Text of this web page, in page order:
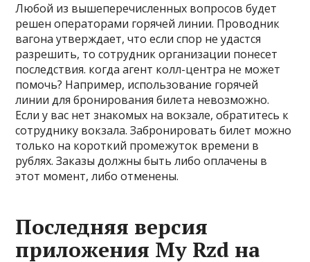
Любой из вышеперечисленных вопросов будет
решен операторами горячей линии. Проводник
вагона утверждает, что если спор не удастся
разрешить, то сотрудник организации понесет
последствия. когда агент колл-центра не может
помочь? Например, использование горячей
линии для бронирования билета невозможно.
Если у вас нет знакомых на вокзале, обратитесь к
сотруднику вокзала. Забронировать билет можно
только на короткий промежуток времени в
рублях. Заказы должны быть либо оплачены в
этот момент, либо отменены.
Последняя версия
приложения My Rzd на